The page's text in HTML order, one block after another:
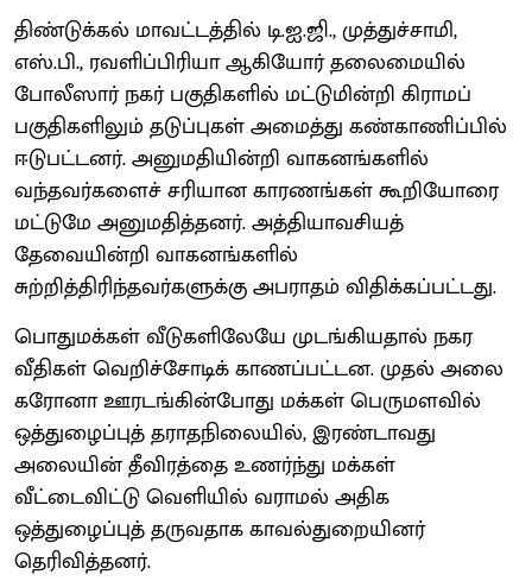
திண்டுக்கல் மாவட்டத்தில் டி.ஐ.ஜி., முத்துச்சாமி,
எஸ்.பி., ரவளிப்பிரியா ஆகியோர் தலைமையில்
போலீஸார் நகர் பகுதிகளில் மட்டுமின்றி கிராமப்
பகுதிகளிலும் தடுப்புகள் அமைத்து கண்காணிப்பில்
ஈடுபட்டனர். அனுமதியின்றி வாகனங்களில்
வந்தவர்களைச் சரியான காரணங்கள் கூறியோரை
மட்டுமே அனுமதித்தனர். அத்தியாவசியத்
தேவையின்றி வாகனங்களில்
சுற்றித்திரிந்தவர்களுக்கு அபராதம் விதிக்கப்பட்டது.
பொதுமக்கள் வீடுகளிலேயே முடங்கியதால் நகர
வீதிகள் வெறிச்சோடிக் காணப்பட்டன. முதல் அலை
கரோனா ஊரடங்கின்போது மக்கள் பெருமளவில்
ஒத்துழைப்புத் தராதநிலையில், இரண்டாவது
அலையின் தீவிரத்தை உணர்ந்து மக்கள்
வீட்டைவிட்டு வெளியில் வராமல் அதிக
ஒத்துழைப்புத் தருவதாக காவல்துறையினர்
தெரிவித்தனர்.